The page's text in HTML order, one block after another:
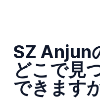
SZ Anjun
どこで見
できます